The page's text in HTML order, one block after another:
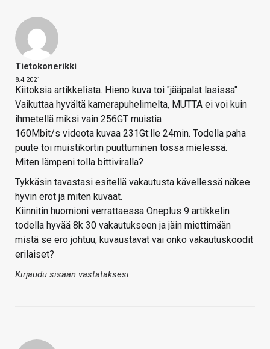
Tietokonerikki
8.4.2021
Kiitoksia artikkelista. Hieno kuva toi "jääpalat lasissa"
Vaikuttaa hyvältä kamerapuhelimelta, MUTTA ei voi kuin
ihmetellä miksi vain 256GT muistia
160Mbit/s videota kuvaa 231Gt:lle 24min. Todella paha
puute toi muistikortin puuttuminen tossa mielessä.
Miten lämpeni tolla bittiviralla?
Tykkäsin tavastasi esitellä vakautusta kävellessä näkee
hyvin erot ja miten kuvaat.
Kiinnitin huomioni verrattaessa Oneplus 9 artikkelin
todella hyvää 8k 30 vakautukseen ja jäin miettimään
mistä se ero johtuu, kuvaustavat vai onko vakautuskoodit
erilaiset?
Kirjaudu sisään vastataksesi